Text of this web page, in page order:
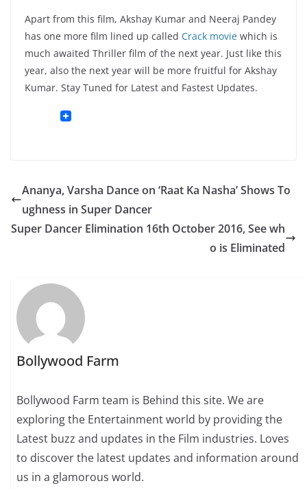
Apart from this film, Akshay Kumar and Neeraj Pandey
has one more film lined up called Crack movie which is
much awaited Thriller film of the next year. Just like this
year, also the next year will be more fruitful for Akshay
Kumar. Stay Tuned for Latest and Fastest Updates.
Ananya, Varsha Dance on ‘Raat Ka Nasha’ Shows To
ughness in Super Dancer
Super Dancer Elimination 16th October 2016, See wh
o is Eliminated
Bollywood Farm
Bollywood Farm team is Behind this site. We are
exploring the Entertainment world by providing the
Latest buzz and updates in the Film industries. Loves
to discover the latest updates and information around
us in a glamorous world.